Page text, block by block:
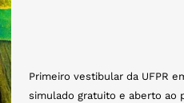
Primeiro vestibular da UFPR
simulado gratuito e aberto ao